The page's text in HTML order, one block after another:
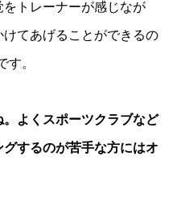
トレーナーが感じなが
てあげることができるの
す。
よくスポーツクラブなど
するのが苦手な方にはオ